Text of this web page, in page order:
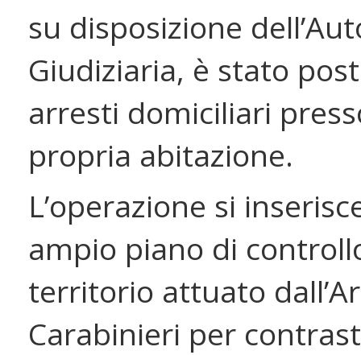
su disposizione
Giudiziaria, è stato
arresti domiciliari
propria abitazione.
L’operazione si
ampio piano di
territorio attuato
Carabinieri per